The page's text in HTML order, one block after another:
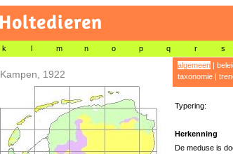
k l m n o p q r s
1922
algemeen|
taxonomie|
Typering:
Herkenning
De meduse is